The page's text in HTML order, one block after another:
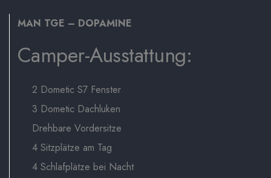
MAN TGE – DOPAMINE
Camper-Ausstattung:
2 Dometic S7 Fenster
3 Dometic Dachluken
Drehbare Vordersitze
4 Sitzplätze am Tag
4 Schlafplätze bei Nacht